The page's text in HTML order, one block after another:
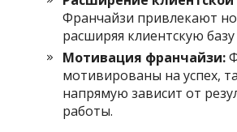
Франчайзи привлекают
расширяя клиентскую
Мотивация франчайзи:
мотивированы на успех,
напрямую зависит от
работы.